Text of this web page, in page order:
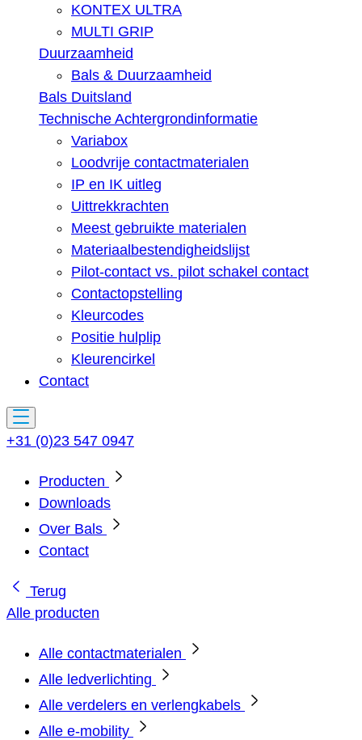
KONTEX ULTRA
MULTI GRIP
Duurzaamheid
Bals & Duurzaamheid
Bals Duitsland
Technische Achtergrondinformatie
Variabox
Loodvrije contactmaterialen
IP en IK uitleg
Uittrekkrachten
Meest gebruikte materialen
Materiaalbestendigheidslijst
Pilot-contact vs. pilot schakel contact
Contactopstelling
Kleurcodes
Positie hulplip
Kleurencirkel
Contact
+31 (0)23 547 0947
Producten
Downloads
Over Bals
Contact
Terug
Alle producten
Alle contactmaterialen
Alle ledverlichting
Alle verdelers en verlengkabels
Alle e-mobility